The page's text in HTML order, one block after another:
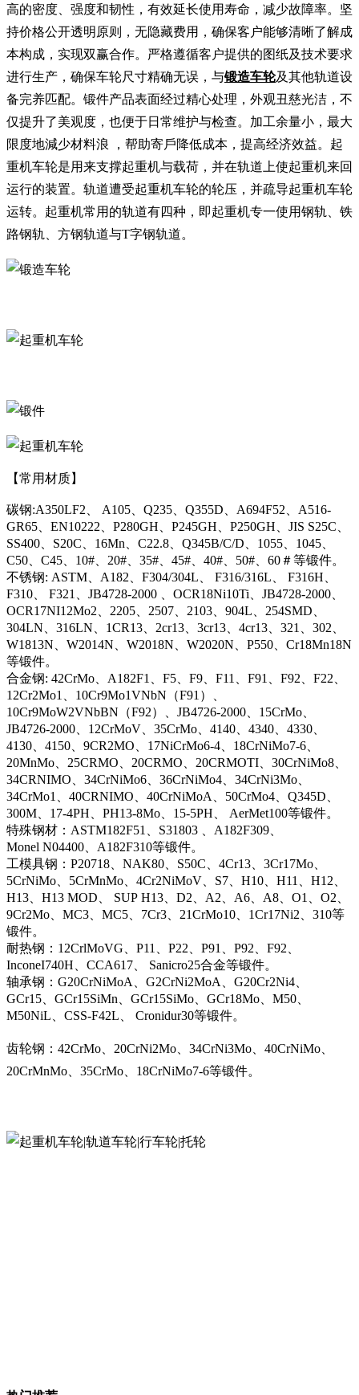
高的密度、强度和韧性，有效延长使用寿命，减少故障率。坚
持价格公开透明原则，无隐藏费用，确保客户能够清晰了解成
本构成，实现双赢合作。严格遵循客户提供的图纸及技术要求
进行生产，确保车轮尺寸精确无误，与锻造车轮及其他轨道设
备完养匹配。锻件产品表面经过精心处理，外观丑慈光洁，不
仅提升了美观度，也便于日常维护与检查。加工余量小，最大
限度地減少材料浪 ，帮助寄戶降低成本，提高经济效益。起
重机车轮是用来支撑起重机与载荷，并在轨道上使起重机来回
运行的装置。轨道遭受起重机车轮的轮压，并疏导起重机车轮
运转。起重机常用的轨道有四种，即起重机专一使用钢轨、铁
路钢轨、方钢轨道与T字钢轨道。
【常用材质】
碳钢:A350LF2、 A105、Q235、Q355D、A694F52、A516-
GR65、EN10222、P280GH、P245GH、P250GH、JIS S25C、
SS400、S20C、16Mn、C22.8、Q345B/C/D、1055、1045、
C50、C45、10#、20#、35#、45#、40#、50#、60＃等锻件。
不锈钢: ASTM、A182、F304/304L、 F316/316L、 F316H、
F310、 F321、JB4728-2000 、OCR18Ni10Ti、JB4728-2000、
OCR17NI12Mo2、2205、2507、2103、904L、254SMD、
304LN、316LN、1CR13、2cr13、3cr13、4cr13、321、302、
W1813N、W2014N、W2018N、W2020N、P550、Cr18Mn18N
等锻件。
合金钢: 42CrMo、A182F1、F5、F9、F11、F91、F92、F22、
12Cr2Mo1、10Cr9Mo1VNbN（F91）、
10Cr9MoW2VNbBN（F92）、JB4726-2000、15CrMo、
JB4726-2000、12CrMoV、35CrMo、4140、4340、4330、
4130、4150、9CR2MO、17NiCrMo6-4、18CrNiMo7-6、
20MnMo、25CRMO、20CRMO、20CRMOTI、30CrNiMo8、
34CRNIMO、34CrNiMo6、36CrNiMo4、34CrNi3Mo、
34CrMo1、40CRNIMO、40CrNiMoA、50CrMo4、Q345D、
300M、17-4PH、PH13-8Mo、15-5PH、 AerMet100等锻件。
特殊钢材：ASTM182F51、S31803 、A182F309、
Monel N04400、A182F310等锻件。
工模具钢：P20718、NAK80、S50C、4Cr13、3Cr17Mo、
5CrNiMo、5CrMnMo、4Cr2NiMoV、S7、H10、H11、H12、
H13、H13 MOD、 SUP H13、D2、A2、A6、A8、O1、O2、
9Cr2Mo、MC3、MC5、7Cr3、21CrMo10、1Cr17Ni2、310等
锻件。
耐热钢：12CrlMoVG、P11、P22、P91、P92、F92、
InconeI740H、CCA617、 Sanicro25合金等锻件。
轴承钢：G20CrNiMoA、G2CrNi2MoA、G20Cr2Ni4、
GCr15、GCr15SiMn、GCr15SiMo、GCr18Mo、M50、
M50NiL、CSS-F42L、 Cronidur30等锻件。
齿轮钢：42CrMo、20CrNi2Mo、34CrNi3Mo、40CrNiMo、
20CrMnMo、35CrMo、18CrNiMo7-6等锻件。